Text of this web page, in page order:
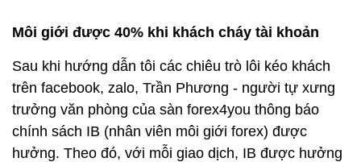
Môi giới được 40% khi khách cháy tài khoản
Sau khi hướng dẫn tôi các chiêu trò lôi kéo khách
trên facebook, zalo, Trần Phương - người tự xưng
trưởng văn phòng của sàn forex4you thông báo
chính sách IB (nhân viên môi giới forex) được
hưởng. Theo đó, với mỗi giao dịch, IB được hưởng